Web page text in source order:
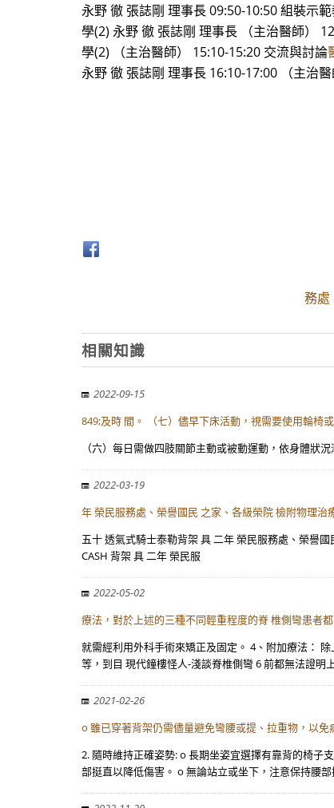
永野 徹 張誌剛 理事長 09:50-10:50 組裝示
學(2) 永野 徹 張誌剛 理事長 （主治醫師）
學(2) （主治醫師） 15:10-15:20 交流與討論
永野 徹 張誌剛 理事長 16:10-17:00 （主治
務處
相關知識
2022-09-15
849;及時 間。 （七）儘早下床活動，視需要使用輪椅
（六）每日需做四肢關節主動或被動運動，依身體狀
2022-03-19
年 榮民服務處、榮譽國民 之家、各級榮院 檢附物理治
五十 透氣式騎士泰勒背架 具 二年 榮民服務處、榮譽
CASH 背架 具 二年 榮民服
2022-05-02
療法，對於上述的三種不同輕重程度的脊 椎側彎患者
就需經利用外科手術來矯正及固定。 4、附加療法：
等，到目 現代鐘樓怪人-淺談脊椎側彎 6 前都無法證明
2021-02-26
o 雖已穿著背架仍需儘量避免彎腰或提、拉重物，以免
2. 隨時維持正確姿勢: o 長期坐姿宜選擇有靠背的椅子
部挺直以降低傷害。 o 無論站立或坐下，注意保持腰